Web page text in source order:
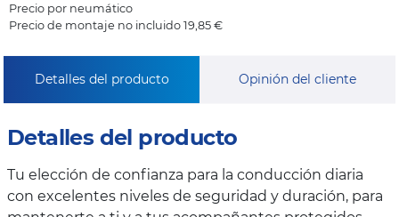
Precio por neumático
Precio de montaje no incluido 19,85 €
Detalles del producto Opinión del cliente
Detalles del producto
Tu elección de confianza para la conducción diaria
con excelentes niveles de seguridad y duración, para